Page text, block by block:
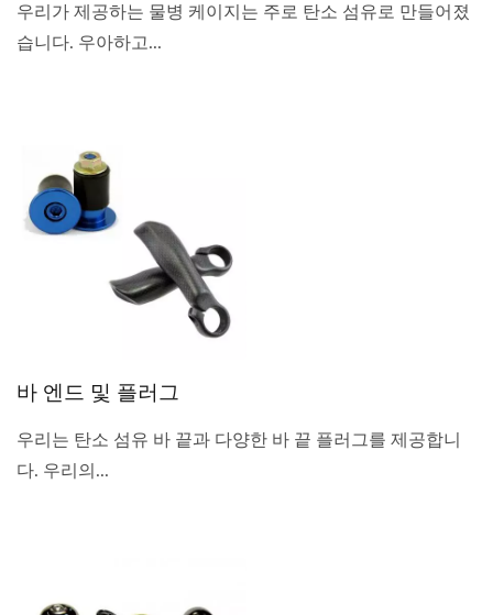
우리가 제공하는 물병 케이지는 주로 탄소 섬유로 만들어졌
습니다. 우아하고...
바 엔드 및 플러그
우리는 탄소 섬유 바 끝과 다양한 바 끝 플러그를 제공합니
다. 우리의...